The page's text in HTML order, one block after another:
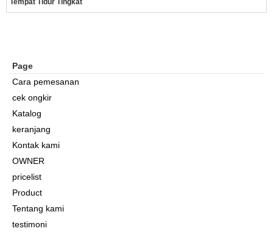
Tempat Tidur Tingkat
Page
Cara pemesanan
cek ongkir
Katalog
keranjang
Kontak kami
OWNER
pricelist
Product
Tentang kami
testimoni